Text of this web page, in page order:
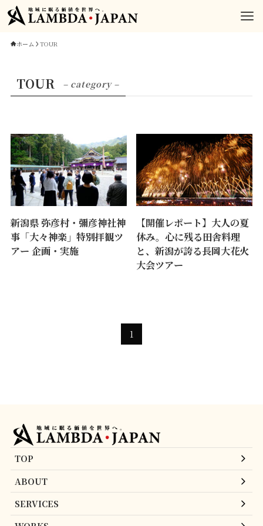
ホーム TOUR
TOUR – category –
新潟県 弥彦村・彌彦神社神
事「大々神楽」特別拝観ツ
アー 企画・実施
【開催レポート】大人の夏
休み。心に残る田舎料理
と、新潟が誇る長岡大花火
大会ツアー
1
TOP
ABOUT
SERVICES